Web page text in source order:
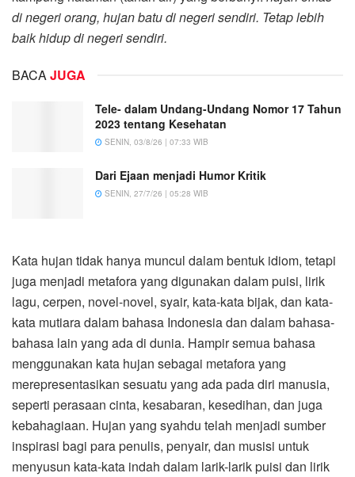
di negeri orang, hujan batu di negeri sendiri. Tetap lebih
baik hidup di negeri sendiri.
BACAJUGA
Tele- dalam Undang-Undang Nomor 17 Tahun
2023 tentang Kesehatan
SENIN, 03/8/26 | 07:33 WIB
Dari Ejaan menjadi Humor Kritik
SENIN, 27/7/26 | 05:28 WIB
Kata hujan tidak hanya muncul dalam bentuk idiom, tetapi
juga menjadi metafora yang digunakan dalam puisi, lirik
lagu, cerpen, novel-novel, syair, kata-kata bijak, dan kata-
kata mutiara dalam bahasa Indonesia dan dalam bahasa-
bahasa lain yang ada di dunia. Hampir semua bahasa
menggunakan kata hujan sebagai metafora yang
merepresentasikan sesuatu yang ada pada diri manusia,
seperti perasaan cinta, kesabaran, kesedihan, dan juga
kebahagiaan. Hujan yang syahdu telah menjadi sumber
inspirasi bagi para penulis, penyair, dan musisi untuk
menyusun kata-kata indah dalam larik-larik puisi dan lirik